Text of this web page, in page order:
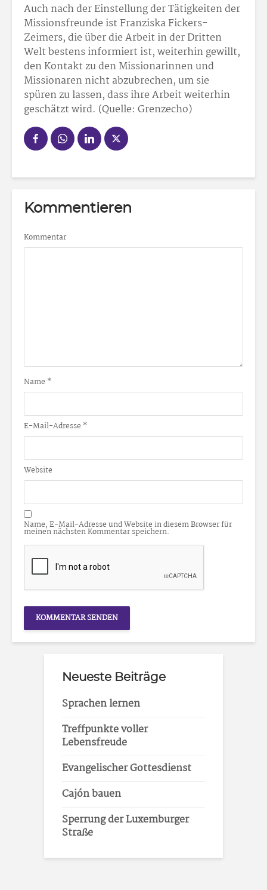
Auch nach der Einstellung der Tätigkeiten der
Missionsfreunde ist Franziska Fickers-
Zeimers, die über die Arbeit in der Dritten
Welt bestens informiert ist, weiterhin gewillt,
den Kontakt zu den Missionarinnen und
Missionaren nicht abzubrechen, um sie
spüren zu lassen, dass ihre Arbeit weiterhin
geschätzt wird. (Quelle: Grenzecho)
Kommentieren
Kommentar
Name *
E-Mail-Adresse *
Website
Name, E-Mail-Adresse und Website in diesem Browser für
meinen nächsten Kommentar speichern.
Neueste Beiträge
Sprachen lernen
Treffpunkte voller
Lebensfreude
Evangelischer Gottesdienst
Cajón bauen
Sperrung der Luxemburger
Straße